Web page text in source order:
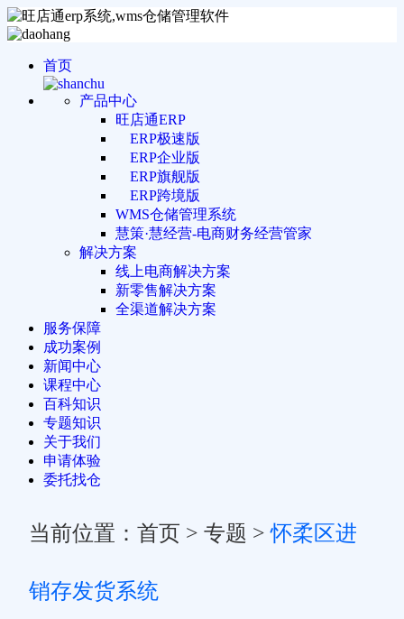
首页
产品中心
旺店通ERP
ERP极速版
ERP企业版
ERP旗舰版
ERP跨境版
WMS仓储管理系统
慧策·慧经营-电商财务经营管家
解决方案
线上电商解决方案
新零售解决方案
全渠道解决方案
服务保障
成功案例
新闻中心
课程中心
百科知识
专题知识
关于我们
申请体验
委托找仓
当前位置： 首页 > 专题 >怀柔区进
销存发货系统